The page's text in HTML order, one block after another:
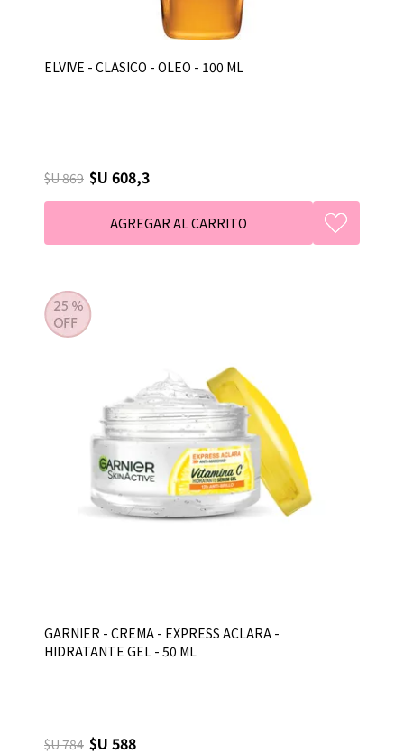
ELVIVE - CLASICO - OLEO - 100 ML
$U 869 $U 608,3
GARNIER - CREMA - EXPRESS ACLARA -
HIDRATANTE GEL - 50 ML
$U 784 $U 588